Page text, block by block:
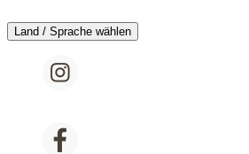
Land / Sprache wählen